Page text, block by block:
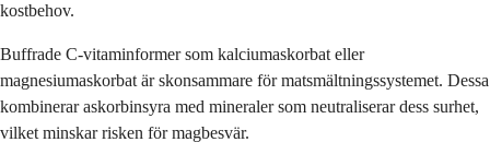
kostbehov.
Buffrade C-vitaminformer som kalciumaskorbat eller
magnesiumaskorbat är skonsammare för matsmältningssystemet. Dessa
kombinerar askorbinsyra med mineraler som neutraliserar dess surhet,
vilket minskar risken för magbesvär.